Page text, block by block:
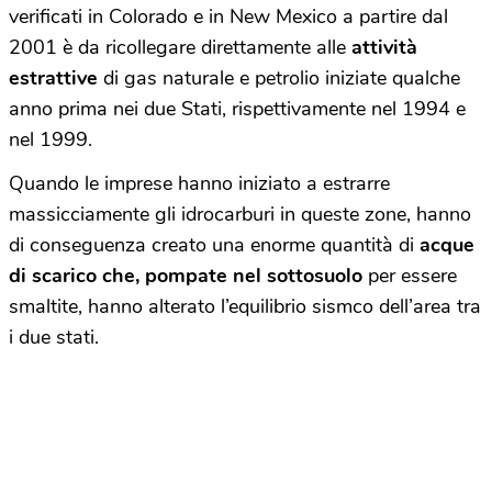
verificati in Colorado e in New Mexico a partire dal
2001 è da ricollegare direttamente alle attività
estrattive di gas naturale e petrolio iniziate qualche
anno prima nei due Stati, rispettivamente nel 1994 e
nel 1999.
Quando le imprese hanno iniziato a estrarre
massicciamente gli idrocarburi in queste zone, hanno
di conseguenza creato una enorme quantità di acque
di scarico che, pompate nel sottosuolo per essere
smaltite, hanno alterato l’equilibrio sismco dell’area tra
i due stati.